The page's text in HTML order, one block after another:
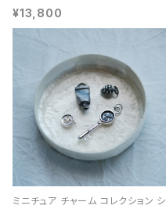
能 レディース ユニセックス
¥13,800
ミニチュア チャーム コレクション シ